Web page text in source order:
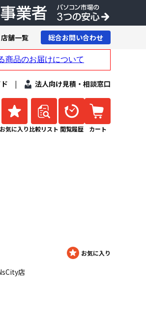
| 法人向け見積・相談窓口
お気に入り 比較リスト 閲覧履歴 カート
店舗一覧 総合お問い合わせ
店